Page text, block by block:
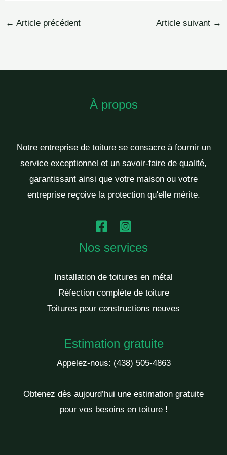
← Article précédent Article suivant →
À propos
Notre entreprise de toiture se consacre à fournir un
service exceptionnel et un savoir-faire de qualité,
garantissant ainsi que votre maison ou votre
entreprise reçoive la protection qu'elle mérite.
Nos services
Installation de toitures en métal
Réfection complète de toiture
Toitures pour constructions neuves
Estimation gratuite
Appelez-nous: (438) 505-4863
Obtenez dès aujourd’hui une estimation gratuite
pour vos besoins en toiture !